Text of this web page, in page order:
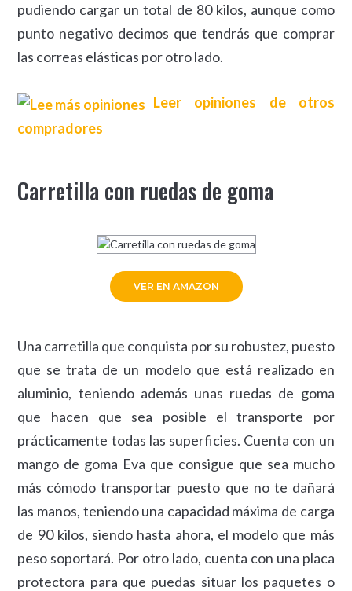
pudiendo cargar un total de 80 kilos, aunque como
punto negativo decimos que tendrás que comprar
las correas elásticas por otro lado.
Leer opiniones de otros
compradores
Carretilla con ruedas de goma
VER EN AMAZON
Una carretilla que conquista por su robustez, puesto
que se trata de un modelo que está realizado en
aluminio, teniendo además unas ruedas de goma
que hacen que sea posible el transporte por
prácticamente todas las superficies. Cuenta con un
mango de goma Eva que consigue que sea mucho
más cómodo transportar puesto que no te dañará
las manos, teniendo una capacidad máxima de carga
de 90 kilos, siendo hasta ahora, el modelo que más
peso soportará. Por otro lado, cuenta con una placa
protectora para que puedas situar los paquetes o